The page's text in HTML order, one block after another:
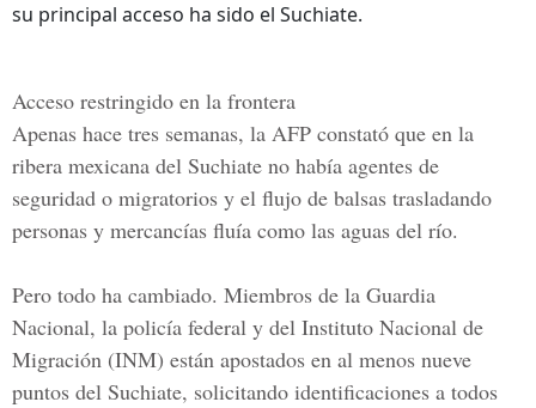
su principal acceso ha sido el Suchiate.
Acceso restringido en la frontera
Apenas hace tres semanas, la AFP constató que en la
ribera mexicana del Suchiate no había agentes de
seguridad o migratorios y el flujo de balsas trasladando
personas y mercancías fluía como las aguas del río.
Pero todo ha cambiado. Miembros de la Guardia
Nacional, la policía federal y del Instituto Nacional de
Migración (INM) están apostados en al menos nueve
puntos del Suchiate, solicitando identificaciones a todos